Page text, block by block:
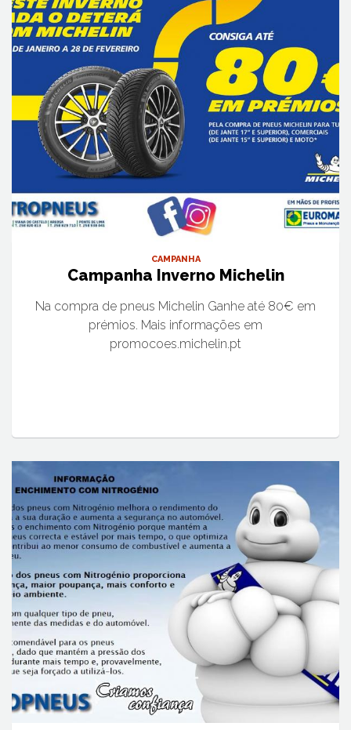
CAMPANHA
Campanha Inverno Michelin
Na compra de pneus Michelin Ganhe até 80€ em
prémios. Mais informações em
promocoes.michelin.pt